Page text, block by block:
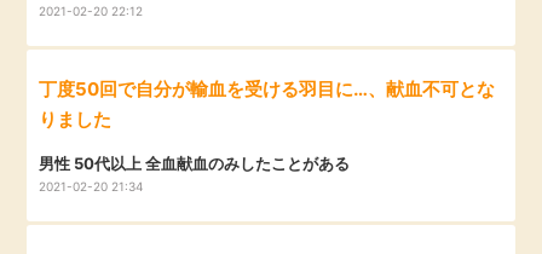
2021-02-20 22:12
丁度50回で自分が輸血を受ける羽目に…、献血不可とな
りました
男性 50代以上 全血献血のみしたことがある
2021-02-20 21:34